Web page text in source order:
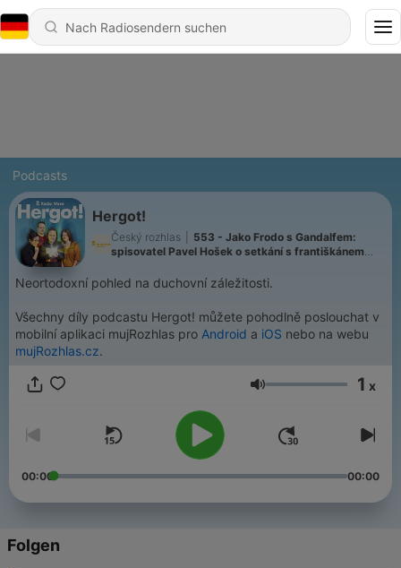
Podcasts
Hergot!
Český rozhlas
553 - Jako Frodo s Gandalfem:
spisovatel Pavel Hošek o setkání s františkánem
Neortodoxní pohled na duchovní záležitosti.
Všechny díly podcastu Hergot! můžete pohodlně poslouchat v
mobilní aplikaci mujRozhlas pro Android a iOS nebo na webu
mujRozhlas.cz.
Lautstärke 1 x
00:00 00:00
Folgen